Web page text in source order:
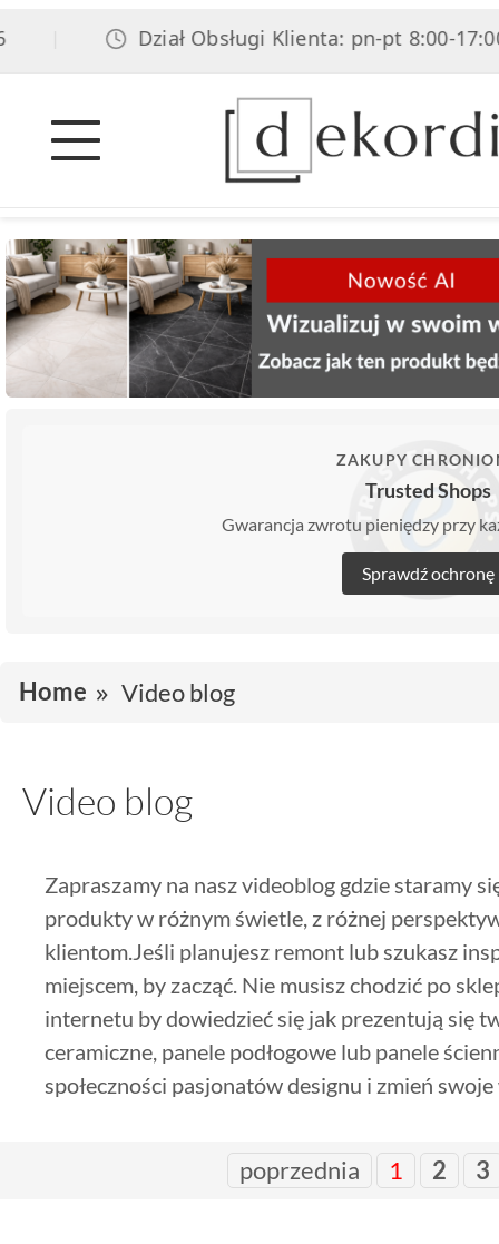
Dział Obsługi Klienta: pn-pt 8:00-17:00,
ZAKUPY
Trusted Shops
Gwarancja zwrotu pieniędzy przy
Sprawdź ochronę
Home Video blog
Video blog
Zapraszamy na nasz videoblog gdzie staramy
produkty w różnym świetle, z różnej
klientom.Jeśli planujesz remont lub szukasz
miejscem, by zacząć. Nie musisz chodzić po
internetu by dowiedzieć się jak prezentują się
ceramiczne, panele podłogowe lub panele
społeczności pasjonatów designu i zmień
poprzednia 1 2 3